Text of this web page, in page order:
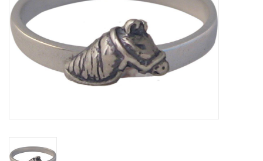
Tassen en meer
Haaraccesoires
ON THE BEACH